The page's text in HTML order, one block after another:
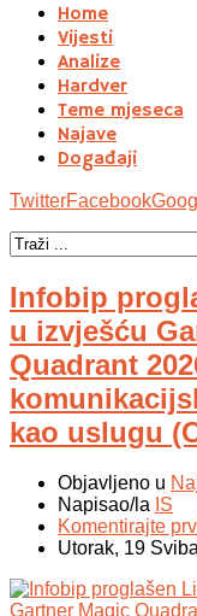
Home
Vijesti
Analize
Hardver
Teme mjeseca
Najave
Događaji
TwitterFacebook
Infobip
u izvješću
Quadrant
kao uslugu
Objavljeno u
Napisao/la IS
Komentirajte
Utorak, 19